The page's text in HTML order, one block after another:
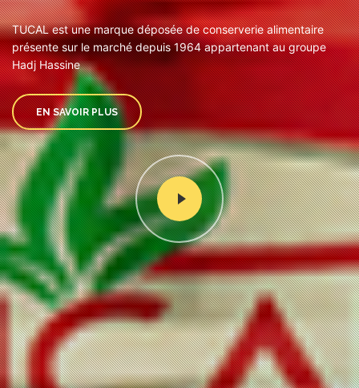
TUCAL est une marque déposée de conserverie alimentaire
présente sur le marché depuis 1964 appartenant au groupe
Hadj Hassine
EN SAVOIR PLUS